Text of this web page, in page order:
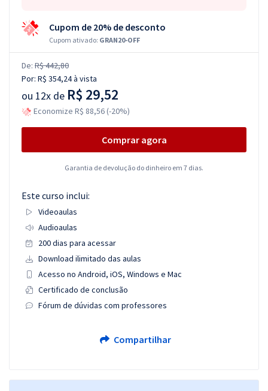
Cupom de 20% de desconto
Cupom ativado: GRAN20-OFF
De: R$ 442,80
Por: R$ 354,24à vista
ou 12x de R$ 29,52
Economize R$ 88,56 (-20%)
Comprar agora
Garantia de devolução do dinheiro em 7 dias.
Este curso inclui:
Videoaulas
Audioaulas
200 dias para acessar
Download ilimitado das aulas
Acesso no Android, iOS, Windows e Mac
Certificado de conclusão
Fórum de dúvidas com professores
Compartilhar